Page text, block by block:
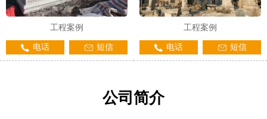
工程案例
电话 短信
工程案例
电话 短信
公司简介